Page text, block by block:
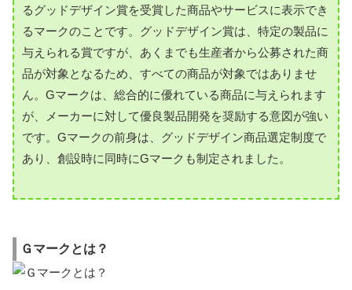
るグッドデザイン賞を受賞した商品やサービスに表示でき
るマークのことです。グッドデザイン賞は、特定の製品に
与えられる賞ですが、あくまでも生産者から公募された商
品が対象となるため、すべての商品が対象ではありませ
ん。Gマークは、総合的に優れている商品に与えられます
が、メーカーに対して優良製品開発を奨励する意図が強い
です。Gマークの前身は、グッドデザイン商品選定制度で
あり、創設時に同時にGマークも制定されました。
Ｇマークとは？